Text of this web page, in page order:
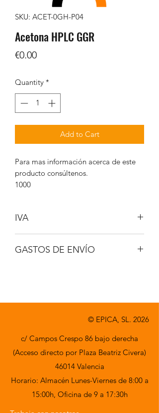
SKU: ACET-0GH-P04
Acetona HPLC GGR
€0.00Price
Quantity *
Add to Cart
Para mas información acerca de este
producto consúltenos.
1000
IVA
GASTOS DE ENVÍO
© EPICA, SL. 2026
c/ Campos Crespo 86 bajo derecha
(Acceso directo por Plaza Beatriz Civera)
46014 Valencia
Horario: Almacén Lunes-Viernes de 8:00 a
15:00h, Oficina de 9 a 17:30h